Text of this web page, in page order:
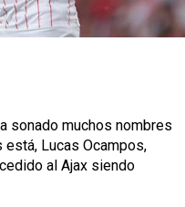
delante y
Rodri agita el
sonado muchos nombres
Lucas Ocampos,
al Ajax siendo